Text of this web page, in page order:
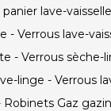
lave-
- Verrous lave-
- Verrous sèche-
linge - Verrous
Gaz